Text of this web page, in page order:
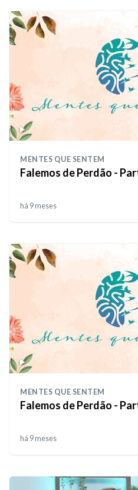
MENTES QUE SENTEM
Falemos de Perdão -
há 9 meses
MENTES QUE SENTEM
Falemos de Perdão -
há 9 meses